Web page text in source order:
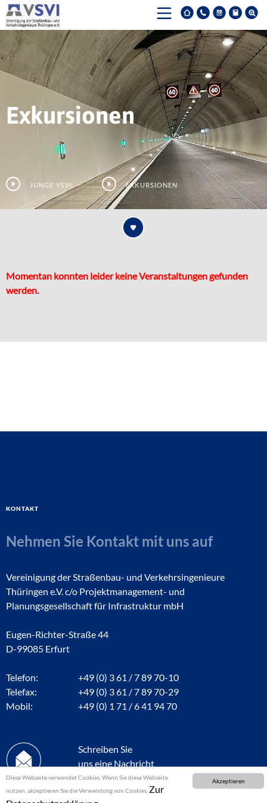
Akzeptieren
Diese Webseite verwendet Cookies. Wenn Sie diese Webseite
nutzen, akzeptieren Sie die Verwendung von Cookies. Zur
Exkursionen
Junge VSVI Exkursionen
Momentan konnten leider keine Veranstaltungen gefunden
werden.
Kontakt
Nehmen Sie Kontakt mit uns auf
Vereinigung der Straßenbau- und Verkehrsingenieure
Thüringen e.V. c/o Projektmanagement- und
Planungsgesellschaft für Infrastruktur mbH
Eugen-Richter-Straße 44
D-99085 Erfurt
Telefon:
+49 (0) 3 61 / 7 89 70-10
Telefax:
+49 (0) 3 61 / 7 89 70-29
Mobil:
+49 (0) 1 71 / 6 41 94 70
Schreiben Sie
uns eine Nachricht